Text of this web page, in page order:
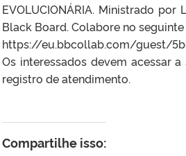
EVOLUCIONÁRIA. Ministrado
Black Board. Colabore no
https://eu.bbcollab.com/guest/
Os interessados ​​devem acessar
registro de atendimento.
Compartilhe isso: